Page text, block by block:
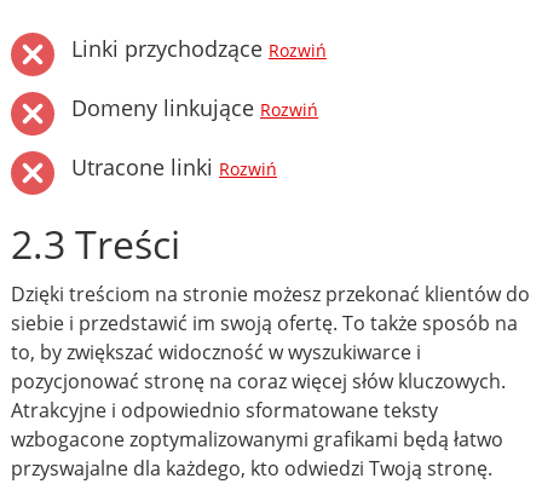
Linki przychodzące Rozwiń
Domeny linkujące Rozwiń
Utracone linki Rozwiń
2.3 Treści
Dzięki treściom na stronie możesz przekonać klientów do
siebie i przedstawić im swoją ofertę. To także sposób na
to, by zwiększać widoczność w wyszukiwarce i
pozycjonować stronę na coraz więcej słów kluczowych.
Atrakcyjne i odpowiednio sformatowane teksty
wzbogacone zoptymalizowanymi grafikami będą łatwo
przyswajalne dla każdego, kto odwiedzi Twoją stronę.